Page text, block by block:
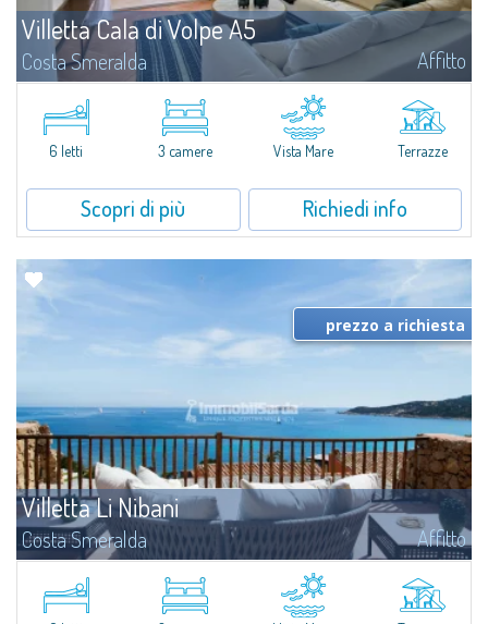
Villetta Cala di Volpe A5
Costa Smeralda Affitto
​Nuova elegante villetta inserita in un complesso residenziale di recente
costruzione a due passi da Porto Cervo, affacciato sulla rinomata baia di
Cala di Volpe, con piscina condominiale, servizi e aree verdi...
6 letti
3 camere Vista Mare Terrazze
Scopri di più Richiedi info
Villetta Li Nibani
Costa Smeralda Affitto
A pochi passi dalla Baia del Piccolo Pevero, Villetta Li Nibani si trova
all'interno di un tranquillo condominio con vista mozzafiato sul mare della
Costa Smeralda, in posizione strategica per raggiungere la spiaggia in...
prezzo a richiesta